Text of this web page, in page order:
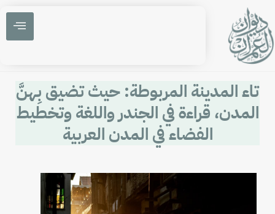
تاء المدينة المربوطة: حيث تضيق بِهنَّ
المدن، قراءة في الجندر واللغة وتخطيط
الفضاء في المدن العربية